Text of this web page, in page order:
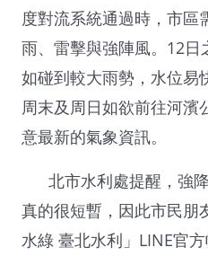
度對流系統通過時，市區
雨、雷擊與強陣風。12日
如碰到較大雨勢，水位易
周末及周日如欲前往河濱
意最新的氣象資訊。
北市水利處提醒，強
真的很短暫，因此市民朋
水綠 臺北水利」LINE官